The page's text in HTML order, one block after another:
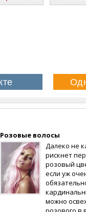
Розовые волосы
Далеко не
рискнет
розовый
если уж
можно